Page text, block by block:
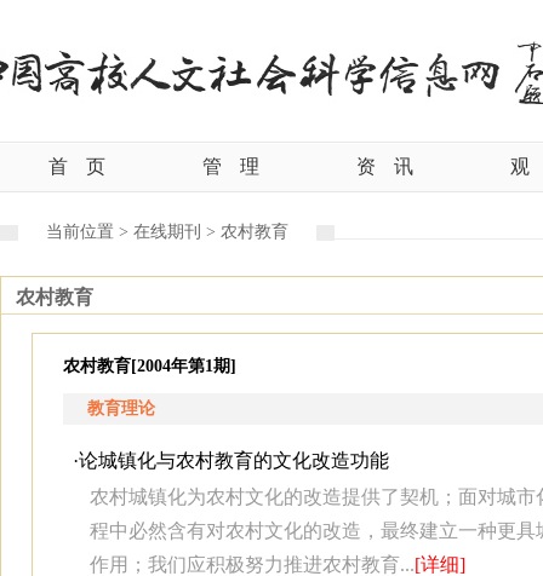
首 页 管 理 资 讯 观
当前位置 > 在线期刊 > 农村教育
农村教育
农村教育[2004年第1期]
教育理论
·论城镇化与农村教育的文化改造功能
农村城镇化为农村文化的改造提供了契机；面对城
程中必然含有对农村文化的改造，最终建立一种更
作用；我们应积极努力推进农村教育...[详细]